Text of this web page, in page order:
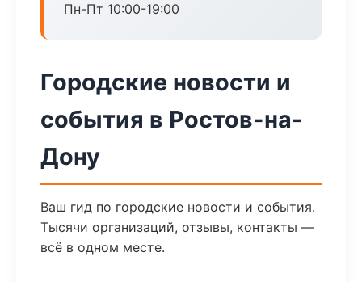
Пн-Пт 10:00-19:00
Городские новости и
события в Ростов-на-
Дону
Ваш гид по городские новости и события.
Тысячи организаций, отзывы, контакты —
всё в одном месте.